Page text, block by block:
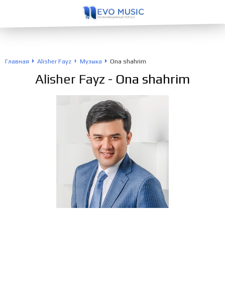
Главная Alisher Fayz Музыка Ona shahrim
Alisher Fayz - Ona shahrim